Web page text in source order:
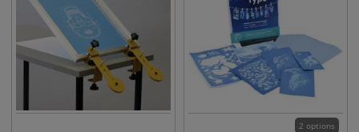
2 options